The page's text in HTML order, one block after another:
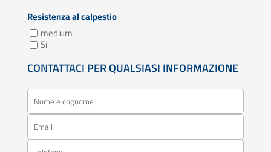
Resistenza al calpestio
medium
Si
CONTATTACI PER QUALSIASI INFORMAZIONE